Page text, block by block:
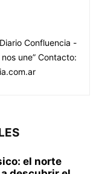
Confluencia -
une” Contacto:
el norte